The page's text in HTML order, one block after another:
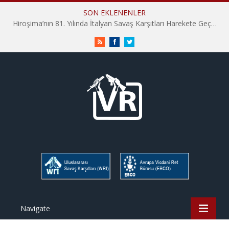
SON EKLENENLER
Hiroşima’nın 81. Yılında İtalyan Savaş Karşıtları Harekete Geçti: “Hatırlamak yeterli değil”
RSS FacebookTwitter
Navigate